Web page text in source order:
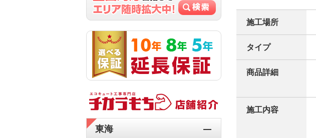
施工場所
タイプ
商品詳細
施工内容
東海